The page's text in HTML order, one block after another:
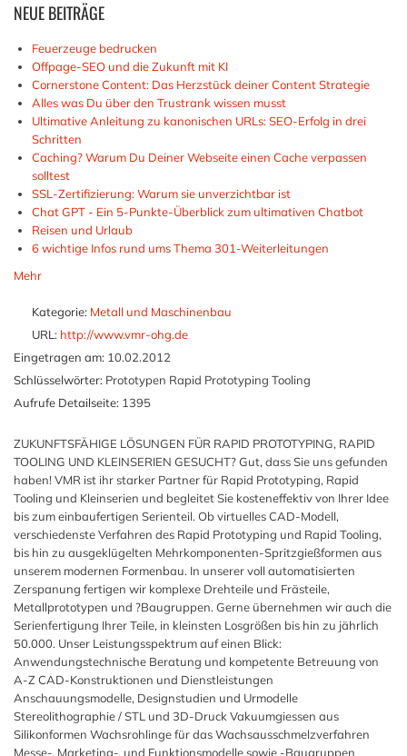
NEUEBEITRÄGE
Feuerzeuge bedrucken
Offpage-SEO und die Zukunft mit KI
Cornerstone Content: Das Herzstück deiner Content Strategie
Alles was Du über den Trustrank wissen musst
Ultimative Anleitung zu kanonischen URLs: SEO-Erfolg in drei
Schritten
Caching? Warum Du Deiner Webseite einen Cache verpassen
solltest
SSL-Zertifizierung: Warum sie unverzichtbar ist
Chat GPT - Ein 5-Punkte-Überblick zum ultimativen Chatbot
Reisen und Urlaub
6 wichtige Infos rund ums Thema 301-Weiterleitungen
Mehr
Kategorie: Metall und Maschinenbau
URL: http://www.vmr-ohg.de
Eingetragen am: 10.02.2012
Schlüsselwörter: Prototypen Rapid Prototyping Tooling
Aufrufe Detailseite: 1395
ZUKUNFTSFÄHIGE LÖSUNGEN FÜR RAPID PROTOTYPING, RAPID
TOOLING UND KLEINSERIEN GESUCHT? Gut, dass Sie uns gefunden
haben! VMR ist ihr starker Partner für Rapid Prototyping, Rapid
Tooling und Kleinserien und begleitet Sie kosteneffektiv von Ihrer Idee
bis zum einbaufertigen Serienteil. Ob virtuelles CAD-Modell,
verschiedenste Verfahren des Rapid Prototyping und Rapid Tooling,
bis hin zu ausgeklügelten Mehrkomponenten-Spritzgießformen aus
unserem modernen Formenbau. In unserer voll automatisierten
Zerspanung fertigen wir komplexe Drehteile und Frästeile,
Metallprototypen und ?Baugruppen. Gerne übernehmen wir auch die
Serienfertigung Ihrer Teile, in kleinsten Losgrößen bis hin zu jährlich
50.000. Unser Leistungsspektrum auf einen Blick:
Anwendungstechnische Beratung und kompetente Betreuung von
A-Z CAD-Konstruktionen und Dienstleistungen
Anschauungsmodelle, Designstudien und Urmodelle
Stereolithographie / STL und 3D-Druck Vakuumgiessen aus
Silikonformen Wachsrohlinge für das Wachsausschmelzverfahren
Messe-, Marketing-, und Funktionsmodelle sowie -Baugruppen